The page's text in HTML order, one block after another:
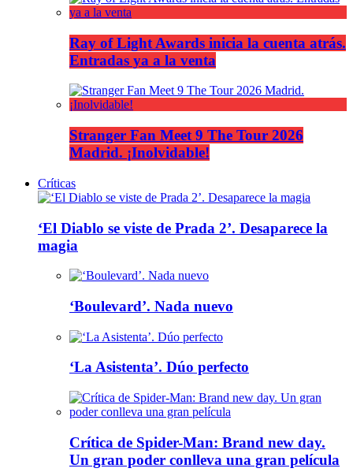
Ray of Light Awards inicia la cuenta atrás.
Entradas ya a la venta
Stranger Fan Meet 9 The Tour 2026
Madrid. ¡Inolvidable!
Críticas
‘El Diablo se viste de Prada 2’. Desaparece la
magia
‘Boulevard’. Nada nuevo
‘La Asistenta’. Dúo perfecto
Crítica de Spider-Man: Brand new day.
Un gran poder conlleva una gran película